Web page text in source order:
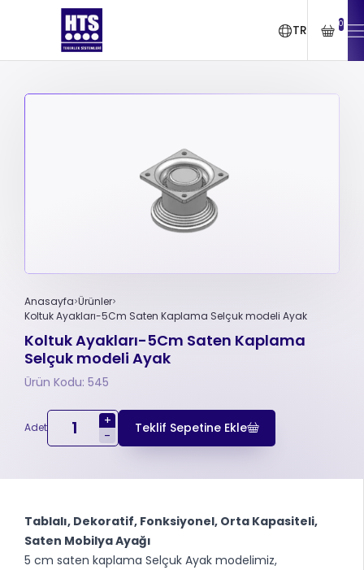
TR 0
Anasayfa Ürünler
Koltuk Ayakları-5Cm Saten Kaplama Selçuk modeli Ayak
Koltuk Ayakları-5Cm Saten Kaplama
Selçuk modeli Ayak
Ürün Kodu: 545
Adet
+
-
Teklif Sepetine Ekle
Tablalı, Dekoratif, Fonksiyonel, Orta Kapasiteli,
Saten Mobilya Ayağı
5 cm saten kaplama Selçuk Ayak modelimiz,